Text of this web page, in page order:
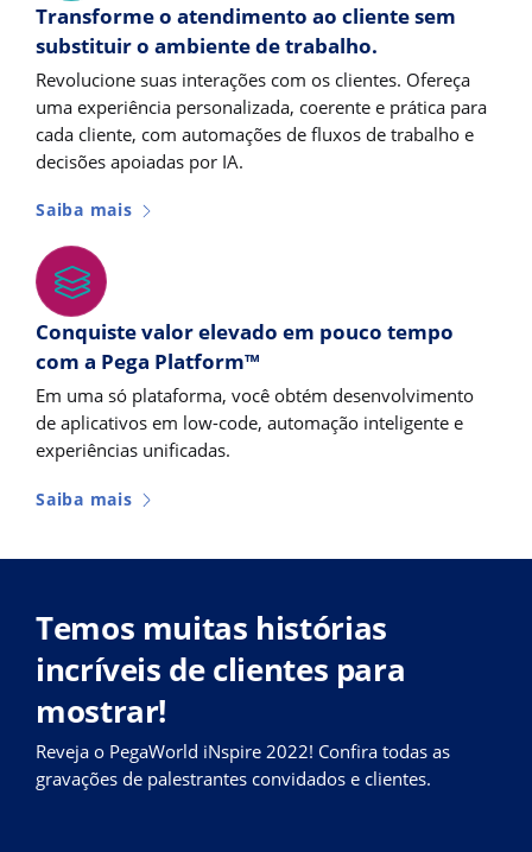
Transforme o atendimento ao cliente sem
substituir o ambiente de trabalho.
Revolucione suas interações com os clientes. Ofereça
uma experiência personalizada, coerente e prática para
cada cliente, com automações de fluxos de trabalho e
decisões apoiadas por IA.
Saiba mais
Conquiste valor elevado em pouco tempo
com a Pega Platform™
Em uma só plataforma, você obtém desenvolvimento
de aplicativos em low-code, automação inteligente e
experiências unificadas.
Saiba mais
Temos muitas histórias
incríveis de clientes para
mostrar!
Reveja o PegaWorld iNspire 2022! Confira todas as
gravações de palestrantes convidados e clientes.